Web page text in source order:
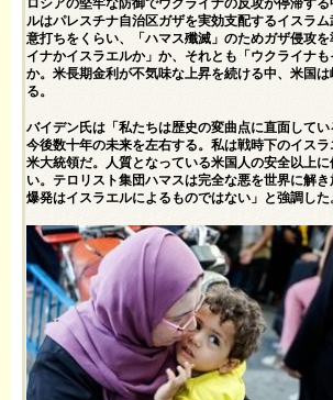
ロシアの堅牢な防御でウクライナの反攻が停滞す
ルはパレスチナ自治区ガザを実効支配するイスラ
意打ちをくらい、「ハマス殲滅」のためガザ侵攻
イナかイスラエルか」か、それとも「ウクライナ
か。米長期金利が不気味な上昇を続ける中、米国
る。
バイデン氏は「私たちは歴史の変曲点に直面して
今後数十年の未来を左右する。私は戦時下のイス
米大統領だ。人質となっている米国人の安全以上
い。テロリスト集団ハマスは完全な悪を世界に解
爆発はイスラエルによるものではない」と強調した